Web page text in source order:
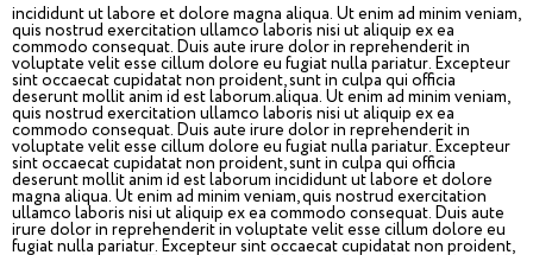
incididunt ut labore et dolore magna aliqua. Ut enim ad minim veniam,
quis nostrud exercitation ullamco laboris nisi ut aliquip ex ea
commodo consequat. Duis aute irure dolor in reprehenderit in
voluptate velit esse cillum dolore eu fugiat nulla pariatur. Excepteur
sint occaecat cupidatat non proident, sunt in culpa qui officia
deserunt mollit anim id est laborum.aliqua. Ut enim ad minim veniam,
quis nostrud exercitation ullamco laboris nisi ut aliquip ex ea
commodo consequat. Duis aute irure dolor in reprehenderit in
voluptate velit esse cillum dolore eu fugiat nulla pariatur. Excepteur
sint occaecat cupidatat non proident, sunt in culpa qui officia
deserunt mollit anim id est laborum incididunt ut labore et dolore
magna aliqua. Ut enim ad minim veniam, quis nostrud exercitation
ullamco laboris nisi ut aliquip ex ea commodo consequat. Duis aute
irure dolor in reprehenderit in voluptate velit esse cillum dolore eu
fugiat nulla pariatur. Excepteur sint occaecat cupidatat non proident,